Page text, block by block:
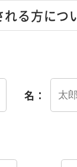
る方につ
名：